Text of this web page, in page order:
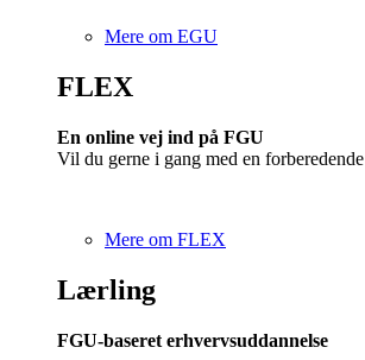
Mere om EGU
FLEX
En online vej ind på FGU
Vil du gerne i gang med en
Mere om FLEX
Lærling
FGU-baseret erhvervsuddannelse